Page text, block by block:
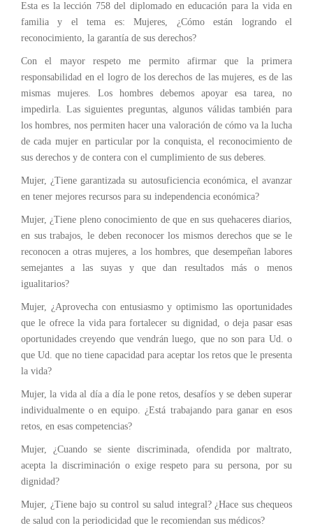
n
Esta es la lección 758 del diplomado en educación para la vida en
familia y el tema es: Mujeres, ¿Cómo están logrando el
reconocimiento, la garantía de sus derechos?
Con el mayor respeto me permito afirmar que la primera
responsabilidad en el logro de los derechos de las mujeres, es de las
mismas mujeres. Los hombres debemos apoyar esa tarea, no
impedirla. Las siguientes preguntas, algunos válidas también para
los hombres, nos permiten hacer una valoración de cómo va la lucha
de cada mujer en particular por la conquista, el reconocimiento de
sus derechos y de contera con el cumplimiento de sus deberes.
Mujer, ¿Tiene garantizada su autosuficiencia económica, el avanzar
en tener mejores recursos para su independencia económica?
Mujer, ¿Tiene pleno conocimiento de que en sus quehaceres diarios,
en sus trabajos, le deben reconocer los mismos derechos que se le
reconocen a otras mujeres, a los hombres, que desempeñan labores
semejantes a las suyas y que dan resultados más o menos
igualitarios?
Mujer, ¿Aprovecha con entusiasmo y optimismo las oportunidades
que le ofrece la vida para fortalecer su dignidad, o deja pasar esas
oportunidades creyendo que vendrán luego, que no son para Ud. o
que Ud. que no tiene capacidad para aceptar los retos que le presenta
la vida?
Mujer, la vida al día a día le pone retos, desafíos y se deben superar
individualmente o en equipo. ¿Está trabajando para ganar en esos
retos, en esas competencias?
Mujer, ¿Cuando se siente discriminada, ofendida por maltrato,
acepta la discriminación o exige respeto para su persona, por su
dignidad?
Mujer, ¿Tiene bajo su control su salud integral? ¿Hace sus chequeos
de salud con la periodicidad que le recomiendan sus médicos?